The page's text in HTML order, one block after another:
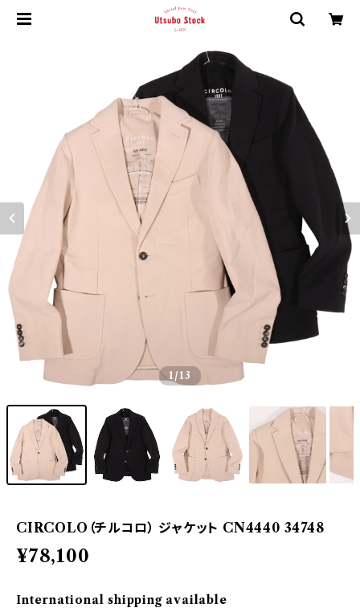
1/13
CIRCOLO（チルコロ） ジャケット CN4440 34748
¥78,100
International shipping available